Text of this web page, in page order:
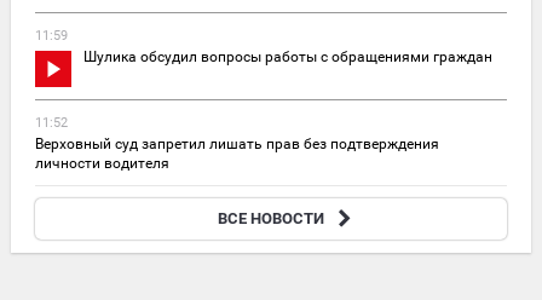
11:59
Шулика обсудил вопросы работы с обращениями граждан
11:52
Верховный суд запретил лишать прав без подтверждения
личности водителя
На Сахалине собака спасла хозяина, вступив в схватку с медведем
ВСЕ НОВОСТИ